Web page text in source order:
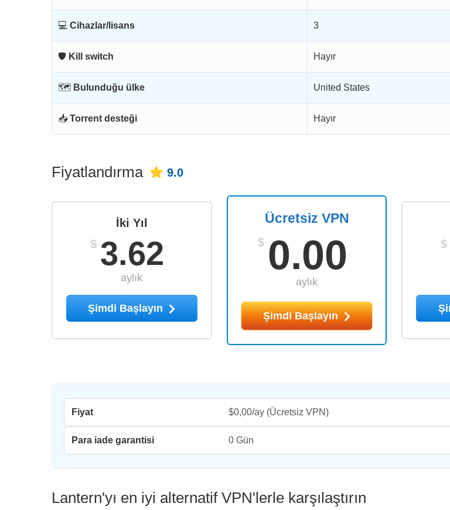
💻 Cihazlar/lisans 3
🛡 Kill switch Hayır
🗺 Bulunduğu ülke United States
📥 Torrent desteği Hayır
Fiyatlandırma 9.0
Ücretsiz VPN
$ 0.00
aylık
Şimdi Başlayın
İki Yıl
$ 3.62
aylık
Şimdi Başlayın
$
Fiyat $0,00/ay(Ücretsiz VPN)
Para iade garantisi 0 Gün
Lantern'yı en iyi alternatif VPN'lerle karşılaştırın